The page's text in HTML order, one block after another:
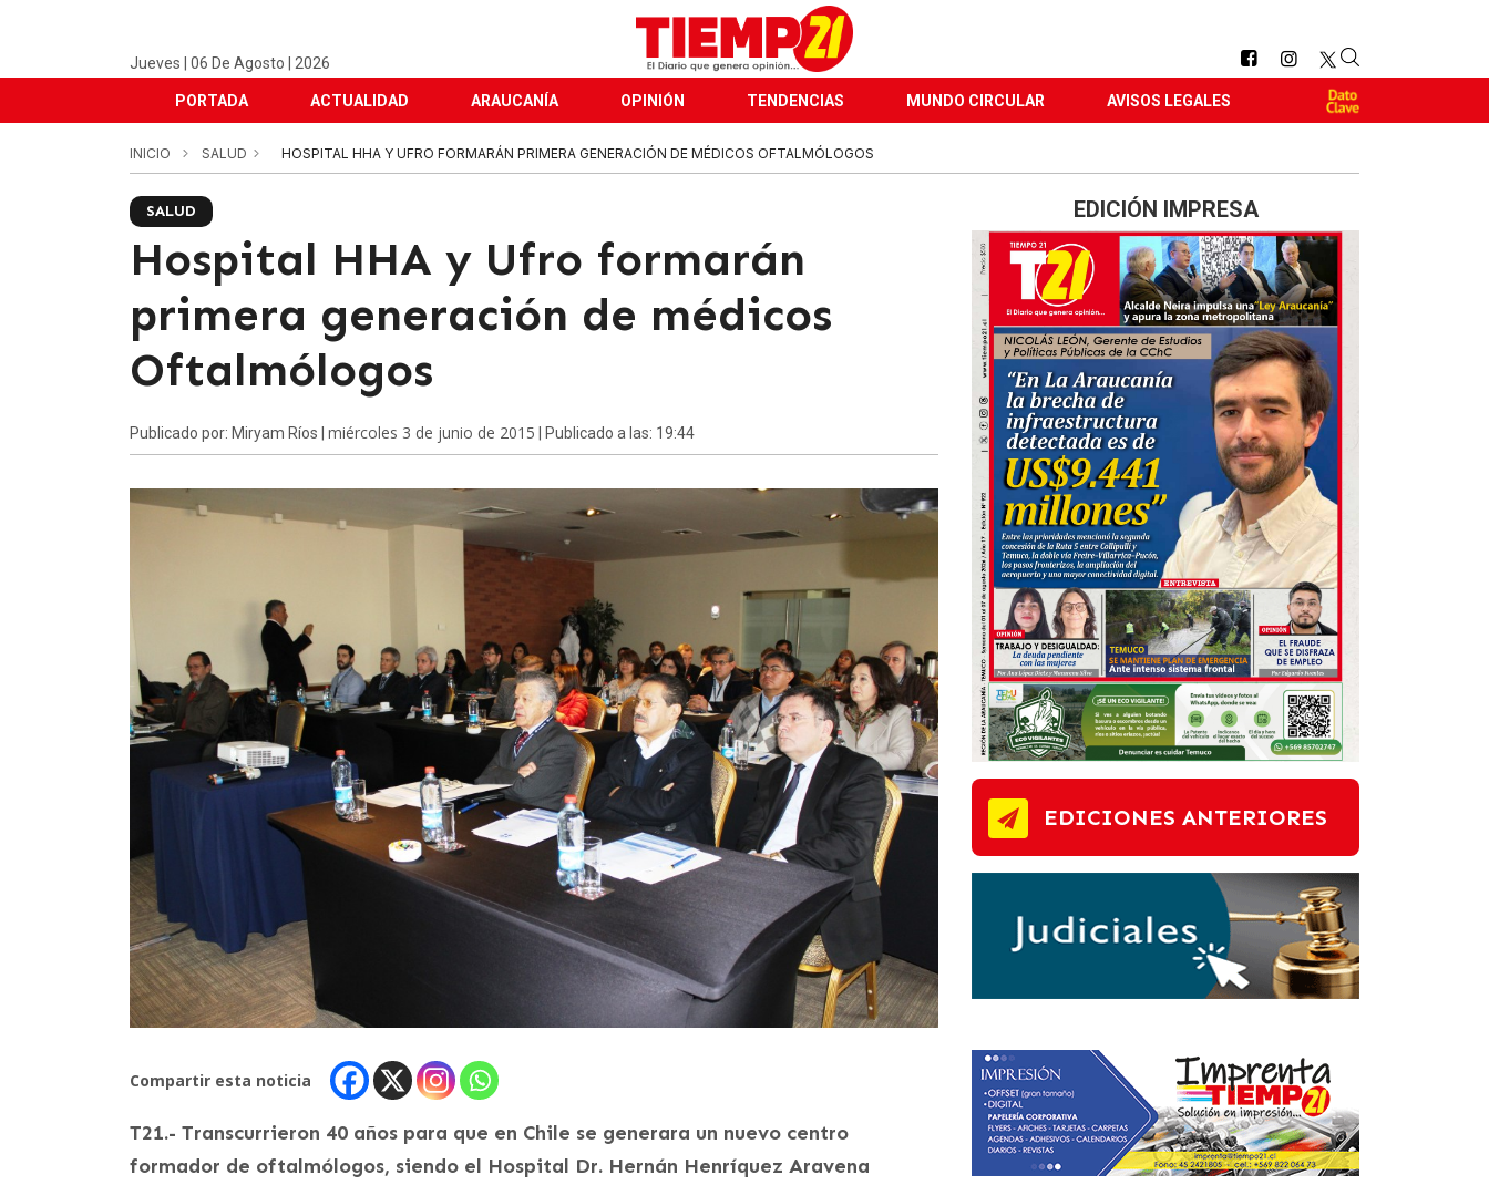
Jueves | 06 De Agosto | 2026
PORTADA ACTUALIDAD ARAUCANÍA OPINIÓN TENDENCIAS MUNDO CIRCULAR AVISOS LEGALES
INICIO SALUD HOSPITAL HHA Y UFRO FORMARÁN PRIMERA GENERACIÓN DE MÉDICOS OFTALMÓLOGOS
SALUD
Hospital HHA y Ufro formarán
primera generación de médicos
Oftalmólogos
Publicado por: Miryam Ríos | miércoles 3 de junio de 2015 | Publicado a las: 19:44
Compartir esta noticia
T21.- Transcurrieron 40 años para que en Chile se generara un nuevo centro
formador de oftalmólogos, siendo el Hospital Dr. Hernán Henríquez Aravena
EDICIÓN IMPRESA
EDICIONES ANTERIORES